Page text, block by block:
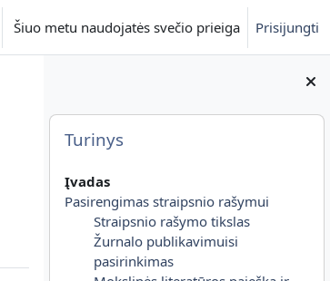
Šiuo metu naudojatės svečio prieiga Prisijungti
Blokai
Praleisti Turinys
Turinys
Įvadas
Pasirengimas straipsnio rašymui
Straipsnio rašymo tikslas
Žurnalo publikavimuisi
pasirinkimas